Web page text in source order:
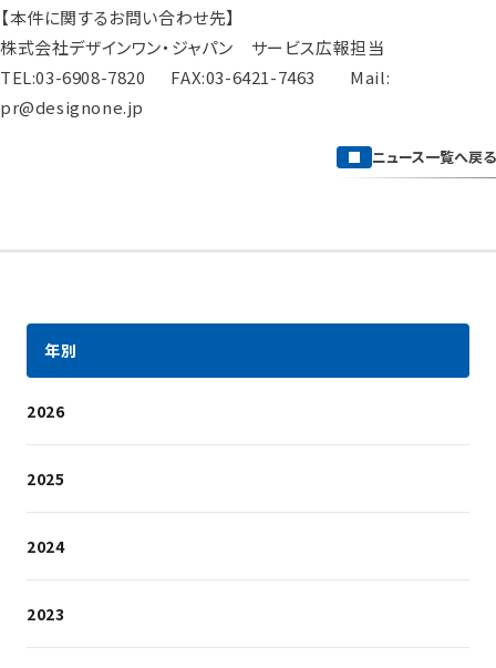
【本件に関するお問い合わせ先】
株式会社デザインワン・ジャパン サービス広報担当
TEL:03-6908-7820 FAX:03-6421-7463 Mail:
pr@designone.jp
ニュース一覧へ戻る
年別
2026
2025
2024
2023